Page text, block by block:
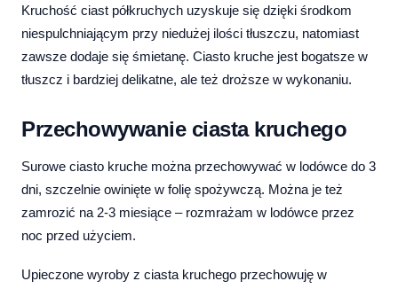
Kruchość ciast półkruchych uzyskuje się dzięki środkom
niespulchniającym przy niedużej ilości tłuszczu, natomiast
zawsze dodaje się śmietanę. Ciasto kruche jest bogatsze w
tłuszcz i bardziej delikatne, ale też droższe w wykonaniu.
Przechowywanie ciasta kruchego
Surowe ciasto kruche można przechowywać w lodówce do 3
dni, szczelnie owinięte w folię spożywczą. Można je też
zamrozić na 2-3 miesiące – rozmrażam w lodówce przez
noc przed użyciem.
Upieczone wyroby z ciasta kruchego przechowuję w